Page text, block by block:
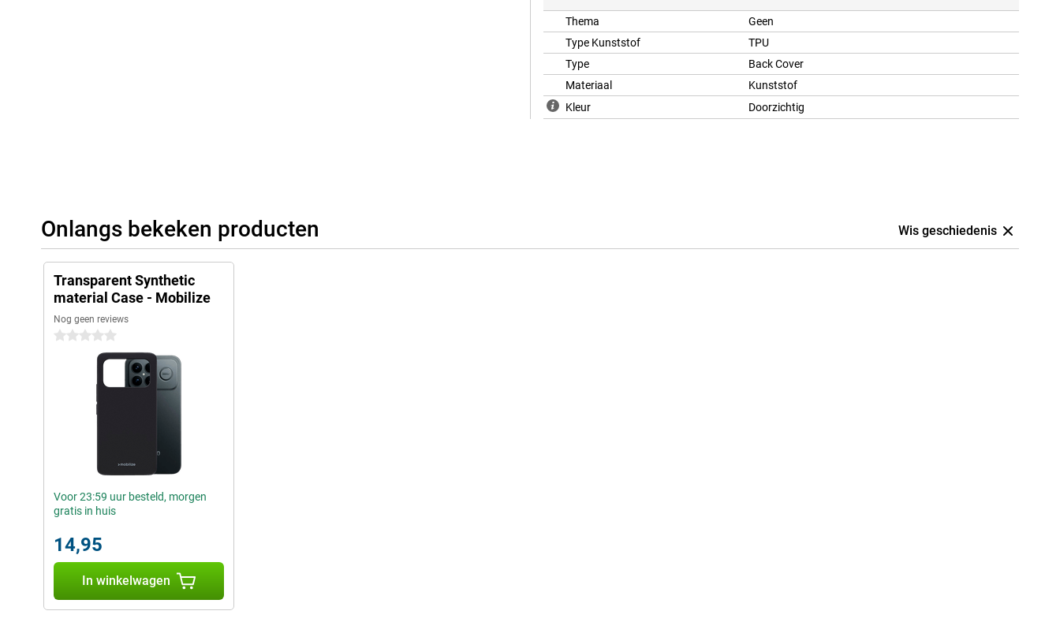
Thema
Geen
Type Kunststof
TPU
Type
Back Cover
Materiaal
Kunststof
Kleur
Doorzichtig
Onlangs bekeken producten Wis geschiedenis
Transparent Synthetic
material Case - Mobilize
Nog geen reviews
0 sterren
Voor 23:59 uur besteld, morgen
gratis in huis
14,95
In winkelwagen